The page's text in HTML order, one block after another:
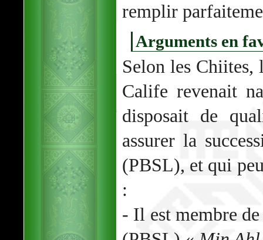
remplir
Arguments en
Selon les Chiites,
Calife revenait
disposait de
assurer la
(PBSL), et qui
:
- Il est membre